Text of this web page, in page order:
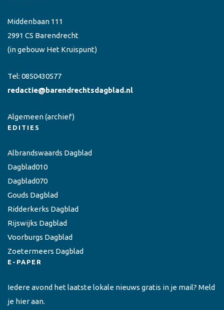
Middenbaan 111
2991 CS Barendrecht
(in gebouw Het Kruispunt)
Tel: 0850430577
redactie@barendrechtsdagblad.nl
Algemeen(archief)
EDITIES
Albrandswaards Dagblad
Dagblad010
Dagblad070
Gouds Dagblad
Ridderkerks Dagblad
Rijswijks Dagblad
Voorburgs Dagblad
Zoetermeers Dagblad
E-PAPER
Iedere avond het laatste lokale nieuws gratis in je mail? Meld
je hier aan.